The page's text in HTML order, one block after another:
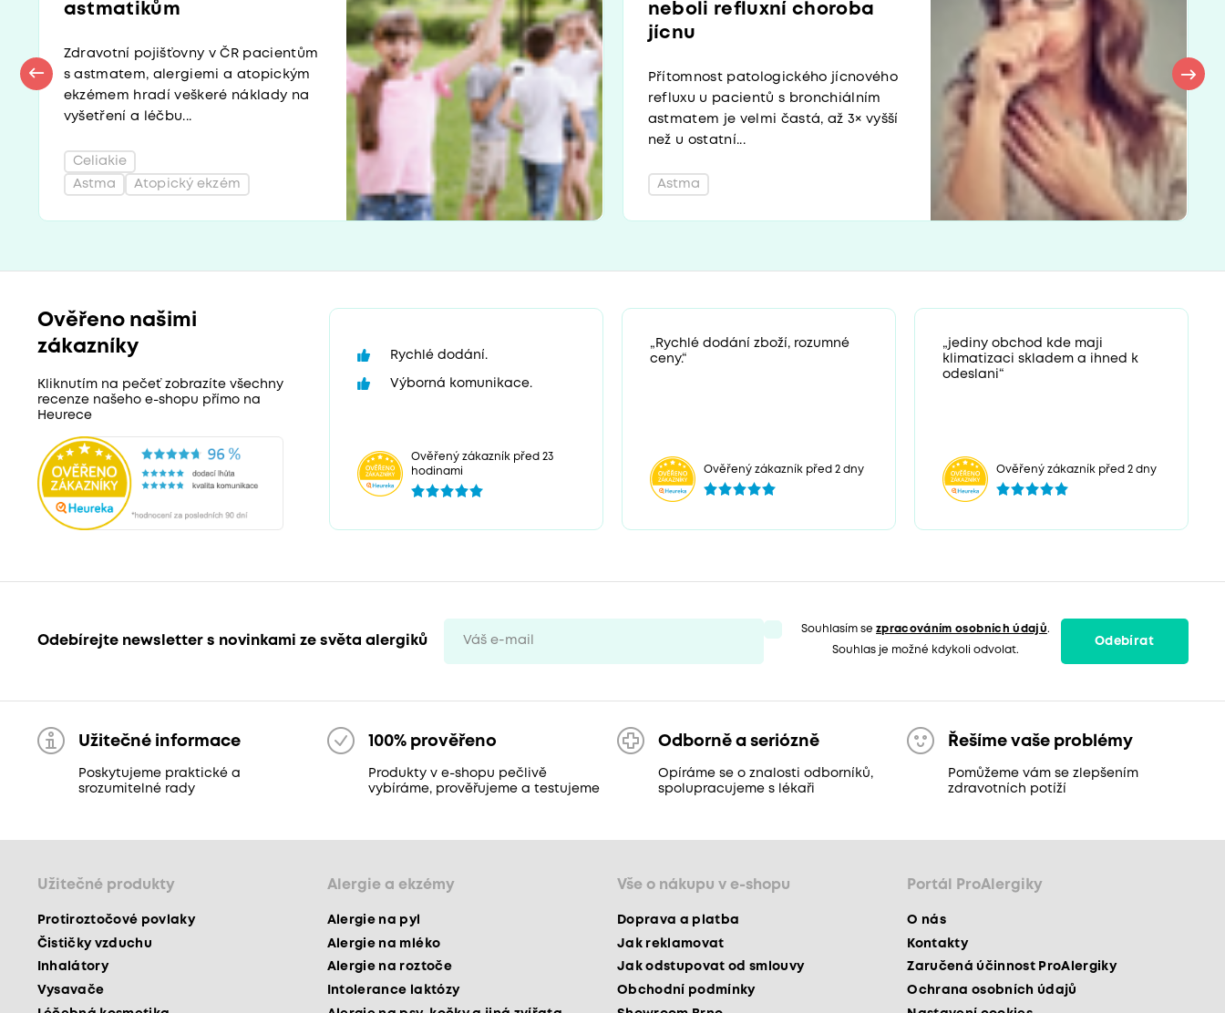
astmatikům
Zdravotní pojišťovny v ČR pacientům
s astmatem, alergiemi a atopickým
ekzémem hradí veškeré náklady na
vyšetření a léčbu...
Astma Atopický ekzém
Celiakie
neboli refluxní choroba
jícnu
Přítomnost patologického jícnového
refluxu u pacientů s bronchiálním
astmatem je velmi častá, až 3× vyšší
než u ostatní...
Astma
Ověřeno našimi
zákazníky
Kliknutím na pečeť zobrazíte všechny
recenze našeho e-shopu přímo na
Heurece
Rychlé dodání.
Výborná komunikace.
Ověřený zákazník před 23
hodinami
„Rychlé dodání zboží, rozumné
ceny.“
Ověřený zákazník před 2 dny
„jediny obchod kde maji
klimatizaci skladem a ihned k
odeslani“
Ověřený zákazník před 2 dny
Odebírejte newsletter s novinkami ze světa alergiků
Souhlasím sezpracováním osobních údajů.
Souhlas je možné kdykoli odvolat.
Odebírat
Užitečné informace
Poskytujeme praktické a
srozumitelné rady
100% prověřeno
Produkty v e-shopu pečlivě
vybíráme, prověřujeme a testujeme
Odborně a seriózně
Opíráme se o znalosti odborníků,
spolupracujeme s lékaři
Řešíme vaše problémy
Pomůžeme vám se zlepšením
zdravotních potíží
Užitečné produkty
Protiroztočové povlaky
Čističky vzduchu
Inhalátory
Vysavače
Alergie a ekzémy
Alergie na pyl
Alergie na mléko
Alergie na roztoče
Intolerance laktózy
Vše o nákupu v e-shopu
Doprava a platba
Jak reklamovat
Jak odstupovat od smlouvy
Obchodní podmínky
Portál ProAlergiky
O nás
Kontakty
Zaručená účinnost ProAlergiky
Ochrana osobních údajů